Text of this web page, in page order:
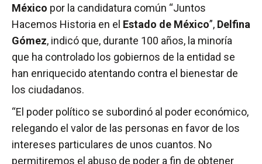
México por la candidatura común “Juntos
Hacemos Historia en el Estado de México”, Delfina
Gómez, indicó que, durante 100 años, la minoría
que ha controlado los gobiernos de la entidad se
han enriquecido atentando contra el bienestar de
los ciudadanos.
“El poder político se subordinó al poder económico,
relegando el valor de las personas en favor de los
intereses particulares de unos cuantos. No
permitiremos el abuso de poder a fin de obtener